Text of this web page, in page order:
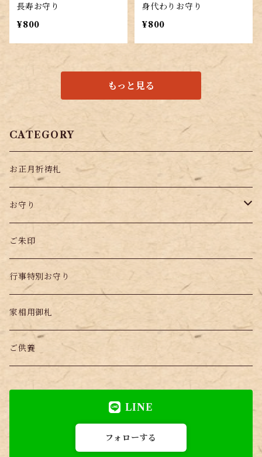
長寿お守り
¥800
身代わりお守り
¥800
もっと見る
CATEGORY
お正月祈祷札
お守り
こども用
ご朱印
行事特別お守り
家相用御札
ご供養
LINE
フォローする